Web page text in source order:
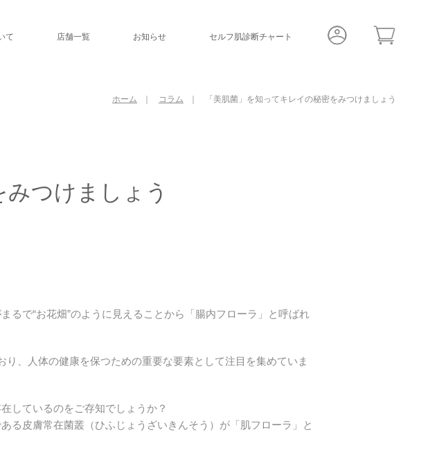
て 店舗一覧 お知らせ セルフ肌診断チャート
ホーム コラム 「美肌菌」を知ってキレイの秘密をみつけましょう
みつけましょう
るで“お花畑”のように見えることから「腸内フローラ」と呼ばれ
、人体の健康を保つための重要な要素として注目を集めていま
しているのをご存知でしょうか？
る皮膚常在菌叢（ひふじょうざいきんそう）が「肌フローラ」と